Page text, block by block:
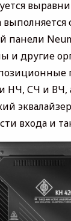
панели
и другие
НЧ, СЧ и ВЧ,
входа и